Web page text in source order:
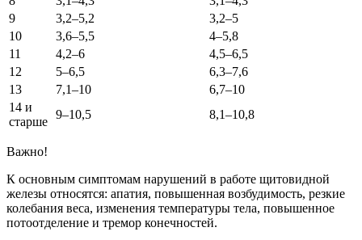
9
3,2–5,2
3,2–5
10
3,6–5,5
4–5,8
11
4,2–6
4,5–6,5
12
5–6,5
6,3–7,6
13
7,1–10
6,7–10
14 и
старше
9–10,5 8,1–10,8
Важно!
К основным симптомам нарушений в работе щитовидной
железы относятся: апатия, повышенная возбудимость, резкие
колебания веса, изменения температуры тела, повышенное
потоотделение и тремор конечностей.